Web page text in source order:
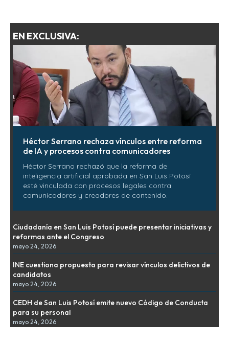
EN EXCLUSIVA:
Héctor Serrano rechaza vínculos entre reforma
de IA y procesos contra comunicadores
Héctor Serrano rechazó que la reforma de
inteligencia artificial aprobada en San Luis Potosí
esté vinculada con procesos legales contra
comunicadores y creadores de contenido.
Ciudadanía en San Luis Potosí puede presentar iniciativas y
reformas ante el Congreso
mayo 24, 2026
INE cuestiona propuesta para revisar vínculos delictivos de
candidatos
mayo 24, 2026
CEDH de San Luis Potosí emite nuevo Código de Conducta
para su personal
mayo 24, 2026